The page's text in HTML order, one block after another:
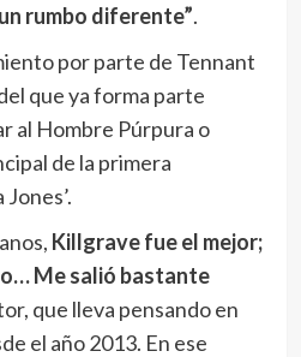
rumbo diferente”.
por parte de Tennant
que ya forma parte
al Hombre Púrpura o
de la primera
Killgrave fue el mejor;
Me salió bastante
que lleva pensando en
el año 2013. En ese